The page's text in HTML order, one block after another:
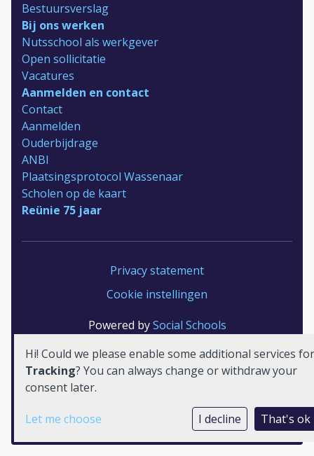
Bestuursverslag
Bij ons werken
Nutsschool als werkgever
Open sollicitatie
Vacatures
Aanmelden en contact
Contact
Aanmelden
Ouderbijdrage
ANBI
Plaatsingsprotocol Wassenaar
Scholen op de kaart
Reünie 75 jaar
Privacy statement
Cookie instellingen
Powered bySocial Schools
Hi! Could we please enable some additional services for
Tracking? You can always change or withdraw your
consent later.
Let me choose I decline That's ok